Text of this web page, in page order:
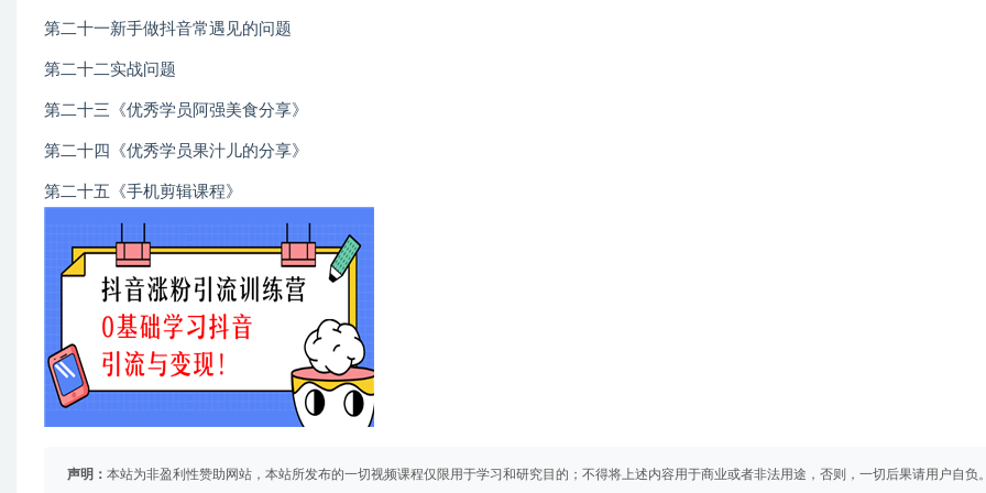
第二十一新手做抖音常遇见的问题
第二十二实战问题
第二十三《优秀学员阿强美食分享》
第二十四《优秀学员果汁儿的分享》
第二十五《手机剪辑课程》
声明： 本站为非盈利性赞助网站，本站所发布的一切视频课程仅限用于学习和研究目的；不得将上述内容用于商业或者非法用途，否则，一切后果请用户自负